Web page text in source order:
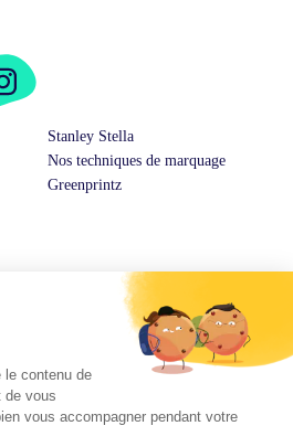
Stanley Stella
Nos techniques de marquage
Greenprintz